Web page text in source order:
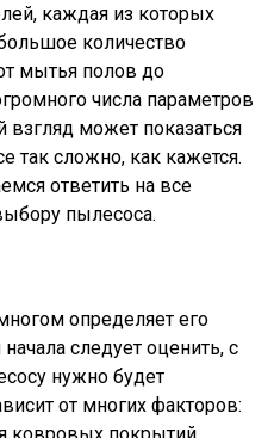
каждая из которых
количество
мытья полов до
числа параметров
может показаться
так сложно, как кажется.
ответить на все
пылесоса.
определяет его
следует оценить, с
нужно будет
от многих факторов: